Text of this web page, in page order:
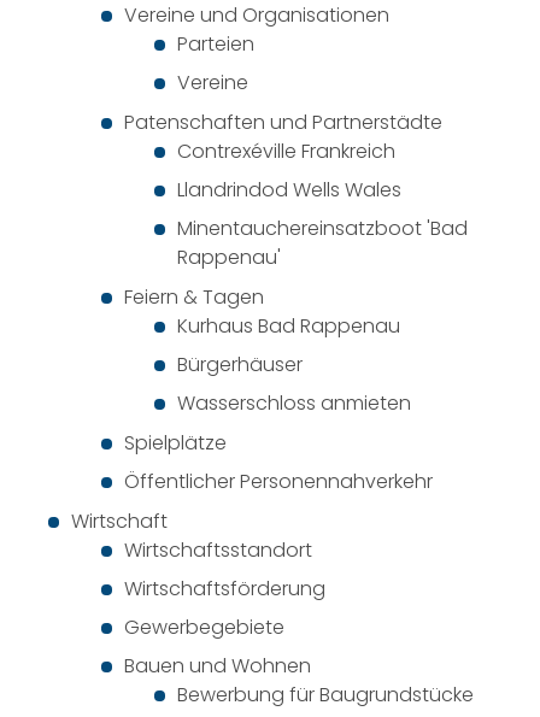
Vereine und Organisationen
Parteien
Vereine
Patenschaften und Partnerstädte
Contrexéville Frankreich
Llandrindod Wells Wales
Minentauchereinsatzboot 'Bad
Rappenau'
Feiern & Tagen
Kurhaus Bad Rappenau
Bürgerhäuser
Wasserschloss anmieten
Spielplätze
Öffentlicher Personennahverkehr
Wirtschaft
Wirtschaftsstandort
Wirtschaftsförderung
Gewerbegebiete
Bauen und Wohnen
Bewerbung für Baugrundstücke